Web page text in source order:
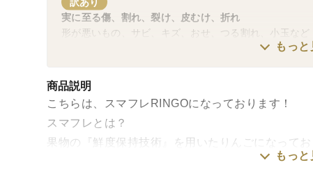
実に至る傷、割れ、裂け、皮むけ、折れ
形が悪いもの、サビ、キズ、おせ、つる割れ、小玉など
もっと
商品説明
こちらは、スマフレRINGOになっております！
スマフレとは？
果物の『鮮度保持技術』を用いたりんごになってお
収穫時の品質やみずみずしさの状態をキープでき
もっと